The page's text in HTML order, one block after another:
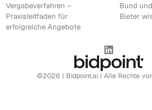
Vergabeverfahren –
Praxisleitfaden für
erfolgreiche Angebote
Bund
Bieter
©2026 | Bidpoint.ai | Alle Rechte